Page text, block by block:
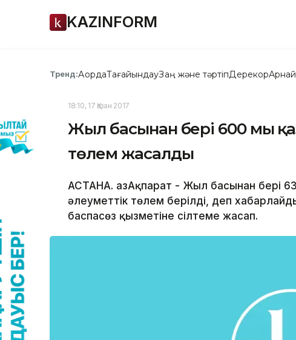
KAZINFORM
Тренд:АқордаТағайындауЗаң және тәртіпДерекқор
18:10, 17 Қазан 2017
Жыл басынан бері 600 мың
төлем жасалды
АСТАНА. ҚазАқпарат - Жыл басынан бері
әлеуметтік төлем берілді, деп
баспасөз қызметіне сілтеме жасап.